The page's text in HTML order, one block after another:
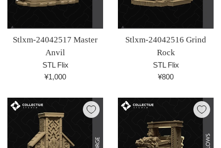
Stlxm-24042517 Master
Anvil
STL Flix
通
価
格
¥1,000
Stlxm-24042516 Grind
Rock
STL Flix
通
価
¥800